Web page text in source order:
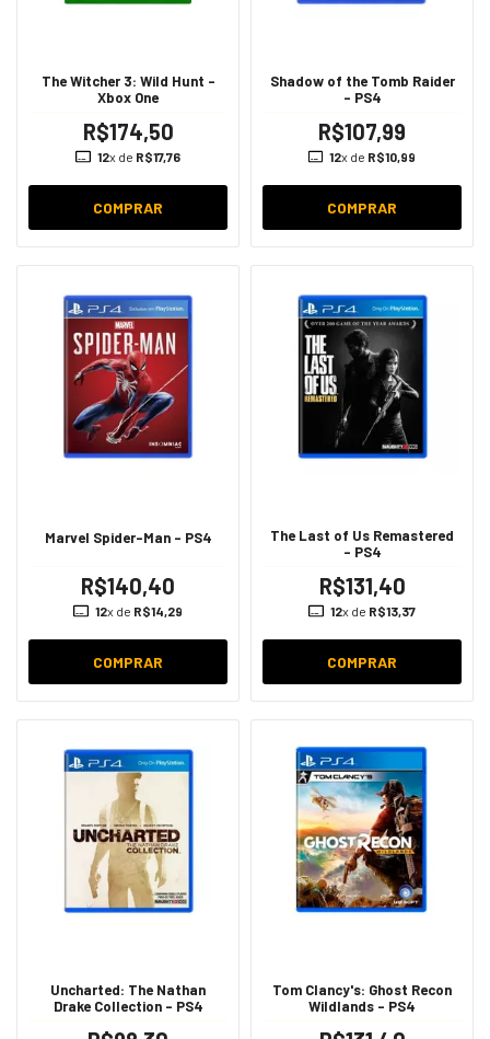
The Witcher 3: Wild Hunt -
Xbox One
R$174,50
12x de R$17,76
COMPRAR
Shadow of the Tomb Raider
- PS4
R$107,99
12x de R$10,99
COMPRAR
Marvel Spider-Man - PS4
R$140,40
12x de R$14,29
COMPRAR
The Last of Us Remastered
- PS4
R$131,40
12x de R$13,37
COMPRAR
Uncharted: The Nathan
Drake Collection - PS4
Tom Clancy's: Ghost Recon
Wildlands - PS4